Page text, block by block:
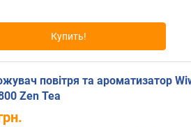
Купить!
повітря та ароматизатор
Zen Tea